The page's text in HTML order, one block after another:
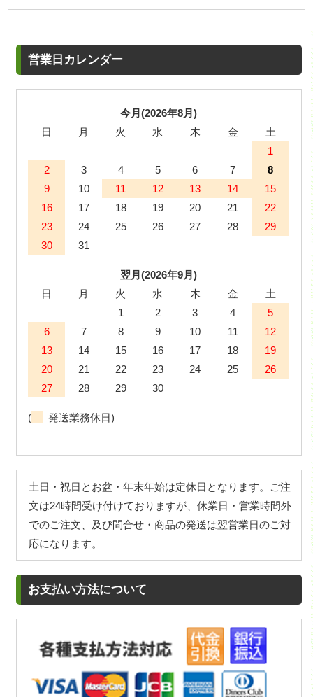
営業日カレンダー
今月(2026年8月)
日
月 火 水 木 金
土
1
2
3 4 5 6 7
8
9
10 11 12 13 14
15
16
17 18 19 20 21
22
23
24 25 26 27 28
29
30
31
翌月(2026年9月)
日
月 火 水 木 金
土
1
2 3 4
5
6
7 8 9 10 11
12
13
14 15 16 17 18
19
20
21 22 23 24 25
26
27
28 29 30
( 発送業務休日)
土日・祝日とお盆・年末年始は定休日となります。ご注
文は24時間受け付けておりますが、休業日・営業時間外
でのご注文、及び問合せ・商品の発送は翌営業日のご対
応になります。
お支払い方法について